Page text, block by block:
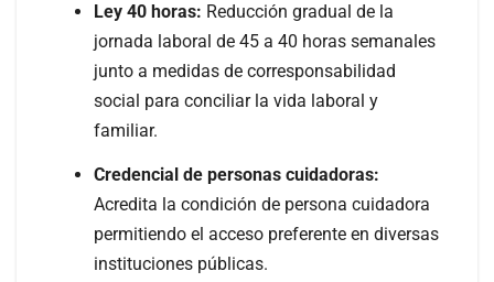
Ley 40 horas: Reducción gradual de la
jornada laboral de 45 a 40 horas semanales
junto a medidas de corresponsabilidad
social para conciliar la vida laboral y
familiar.
Credencial de personas cuidadoras:
Acredita la condición de persona cuidadora
permitiendo el acceso preferente en diversas
instituciones públicas.